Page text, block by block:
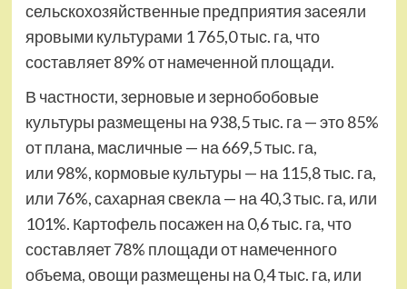
сельскохозяйственные предприятия засеяли
яровыми культурами 1 765,0 тыс. га, что
составляет 89% от намеченной площади.
В частности, зерновые и зернобобовые
культуры размещены на 938,5 тыс. га — это 85%
от плана, масличные — на 669,5 тыс. га,
или 98%, кормовые культуры — на 115,8 тыс. га,
или 76%, сахарная свекла — на 40,3 тыс. га, или
101%. Картофель посажен на 0,6 тыс. га, что
составляет 78% площади от намеченного
объема, овощи размещены на 0,4 тыс. га, или